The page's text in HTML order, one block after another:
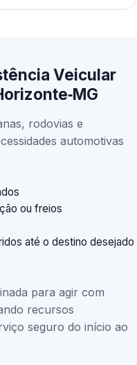
Veicular
rodovias e
automotivas
ou freios
até o destino desejado
para agir com
recursos
seguro do início ao